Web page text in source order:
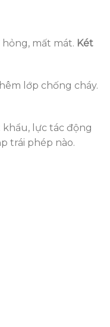
mất mát. Két
lớp chống cháy.
lực tác động
trái phép nào.